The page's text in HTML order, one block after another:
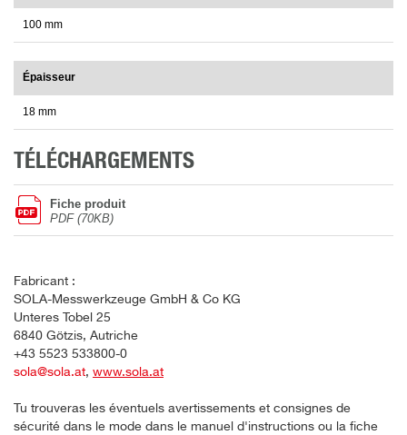
100 mm
Épaisseur
18 mm
TÉLÉCHARGEMENTS
Fiche produit
PDF (70KB)
Fabricant :
SOLA-Messwerkzeuge GmbH & Co KG
Unteres Tobel 25
6840 Götzis, Autriche
+43 5523 533800-0
sola@sola.at, www.sola.at
Tu trouveras les éventuels avertissements et consignes de
sécurité dans le mode dans le manuel d'instructions ou la fiche